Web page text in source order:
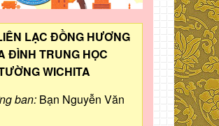
LẠC ĐỒNG HƯƠNG
ĐÌNH TRUNG HỌC
WICHITA
ban: Bạn Nguyễn Văn